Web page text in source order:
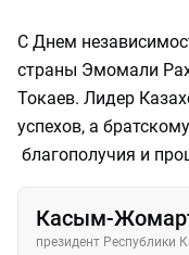
С Днем
страны Эмомали
Токаев. Лидер
успехов, а
благополучия и
Касым-
президент Республики